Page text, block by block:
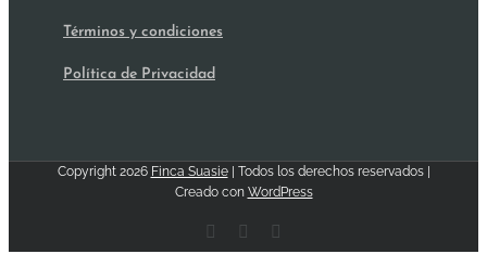
Términos y condiciones
Política de Privacidad
Copyright 2026 Finca Suasie| Todos los derechos reservados |
Creado con WordPress
Facebook
Email